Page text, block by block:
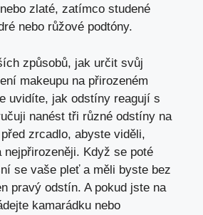
zlaté, zatímco studené
nebo růžové podtóny.
způsobů, jak určit svůj
makeupu na přirozeném
uvidíte, jak odstíny reagují s
nanést tři různé odstíny na
zrcadlo, abyste viděli,
nejpřirozeněji. Když se poté
se vaše pleť a měli byste bez
pravý odstín. A pokud jste na
kamarádku nebo